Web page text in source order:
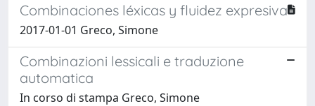
Combinaciones léxicas y fluidez expresiva
2017-01-01 Greco, Simone
Combinazioni lessicali e traduzione
automatica
In corso di stampa Greco, Simone